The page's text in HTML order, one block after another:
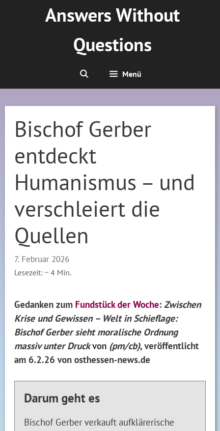
Answers Without
Questions
Menü
Bischof Gerber
entdeckt
Humanismus – und
verschleiert die
Quellen
7. Februar 2026
Lesezeit: ~4 Min.
Gedanken zum Fundstück der Woche:Zwischen
Krise und Gewissen – Welt in Schieflage:
Bischof Gerber sieht moralische Ordnung
massiv unter Druckvon (pm/cb), veröffentlicht
am 6.2.26 von osthessen-news.de
Darum geht es
Bischof Gerber verkauft aufklärerische